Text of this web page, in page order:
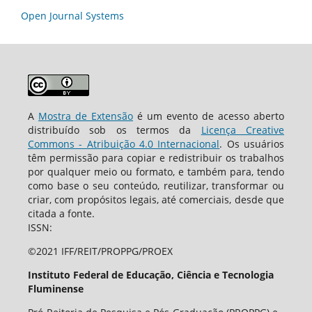
Open Journal Systems
A Mostra de Extensão é um evento de acesso aberto
distribuído sob os termos da Licença Creative
Commons - Atribuição 4.0 Internacional. Os usuários
têm permissão para copiar e redistribuir os trabalhos
por qualquer meio ou formato, e também para, tendo
como base o seu conteúdo, reutilizar, transformar ou
criar, com propósitos legais, até comerciais, desde que
citada a fonte.
ISSN:
©2021 IFF/REIT/PROPPG/PROEX
Instituto Federal de Educação, Ciência e Tecnologia
Fluminense